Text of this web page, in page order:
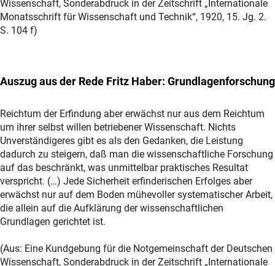
Wissenschaft, Sonderabdruck in der Zeitschrift „Internationale
Monatsschrift für Wissenschaft und Technik“, 1920, 15. Jg. 2.
S. 104 f)
Auszug aus der Rede Fritz Haber: Grundlagenforschung
Reichtum der Erfindung aber erwächst nur aus dem Reichtum
um ihrer selbst willen betriebener Wissenschaft. Nichts
Unverständigeres gibt es als den Gedanken, die Leistung
dadurch zu steigern, daß man die wissenschaftliche Forschung
auf das beschränkt, was unmittelbar praktisches Resultat
verspricht. (…) Jede Sicherheit erfinderischen Erfolges aber
erwächst nur auf dem Boden mühevoller systematischer Arbeit,
die allein auf die Aufklärung der wissenschaftlichen
Grundlagen gerichtet ist.
(Aus: Eine Kundgebung für die Notgemeinschaft der Deutschen
Wissenschaft, Sonderabdruck in der Zeitschrift „Internationale